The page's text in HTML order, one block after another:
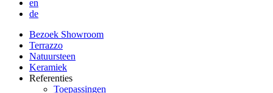
en
de
Hoofdnavigatie
Bezoek Showroom
Terrazzo
Natuursteen
Keramiek
Referenties
Toepassingen